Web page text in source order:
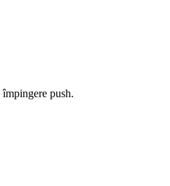
push.